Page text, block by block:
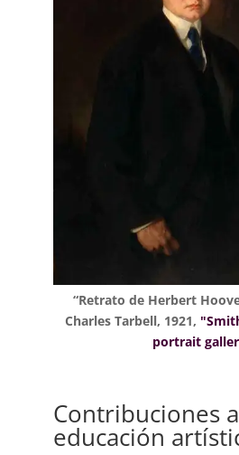
“Retrato de Herbert
Charles Tarbell, 1921,
portrait
Contribuciones
educación